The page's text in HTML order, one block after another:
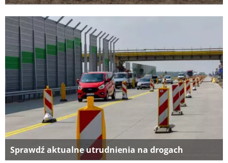
Sprawdź aktualne utrudnienia na drogach